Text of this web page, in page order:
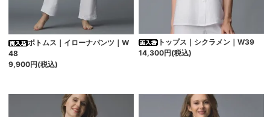
ボトムス｜イローナパンツ｜W
48
9,900円(税込)
トップス｜シクラメン｜W39
14,300円(税込)